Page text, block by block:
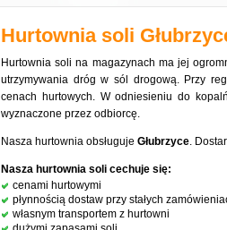
Hurtownia soli
Hurtownia soli na magazynach ma jej
utrzymywania dróg w sól drogową. Przy
cenach hurtowych. W odniesieniu do
wyznaczone przez odbiorcę.
Nasza hurtownia obsługuje Głubrzyce.
Nasza hurtownia soli cechuje się:
cenami hurtowymi
płynnością dostaw przy stałych
własnym transportem z hurtowni